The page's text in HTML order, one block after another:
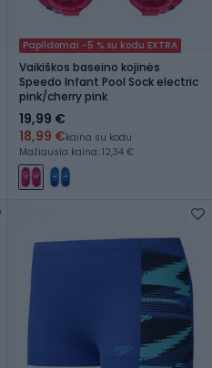
Papildomai -5 % su kodu EXTRA
Vaikiškos baseino kojinės
Speedo Infant Pool Sock electric
pink/cherry pink
19,99 €
18,99 €kaina su kodu
Mažiausia kaina: 12,34 €